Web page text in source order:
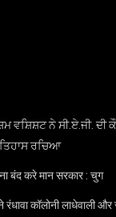
ਨੇ ਸੀ.ਏ.ਜੀ. ਦੀ
ਰਚਿਆ
बंद करे मान सरकार : चुग
रंधावा कॉलोनी लाधेवाली